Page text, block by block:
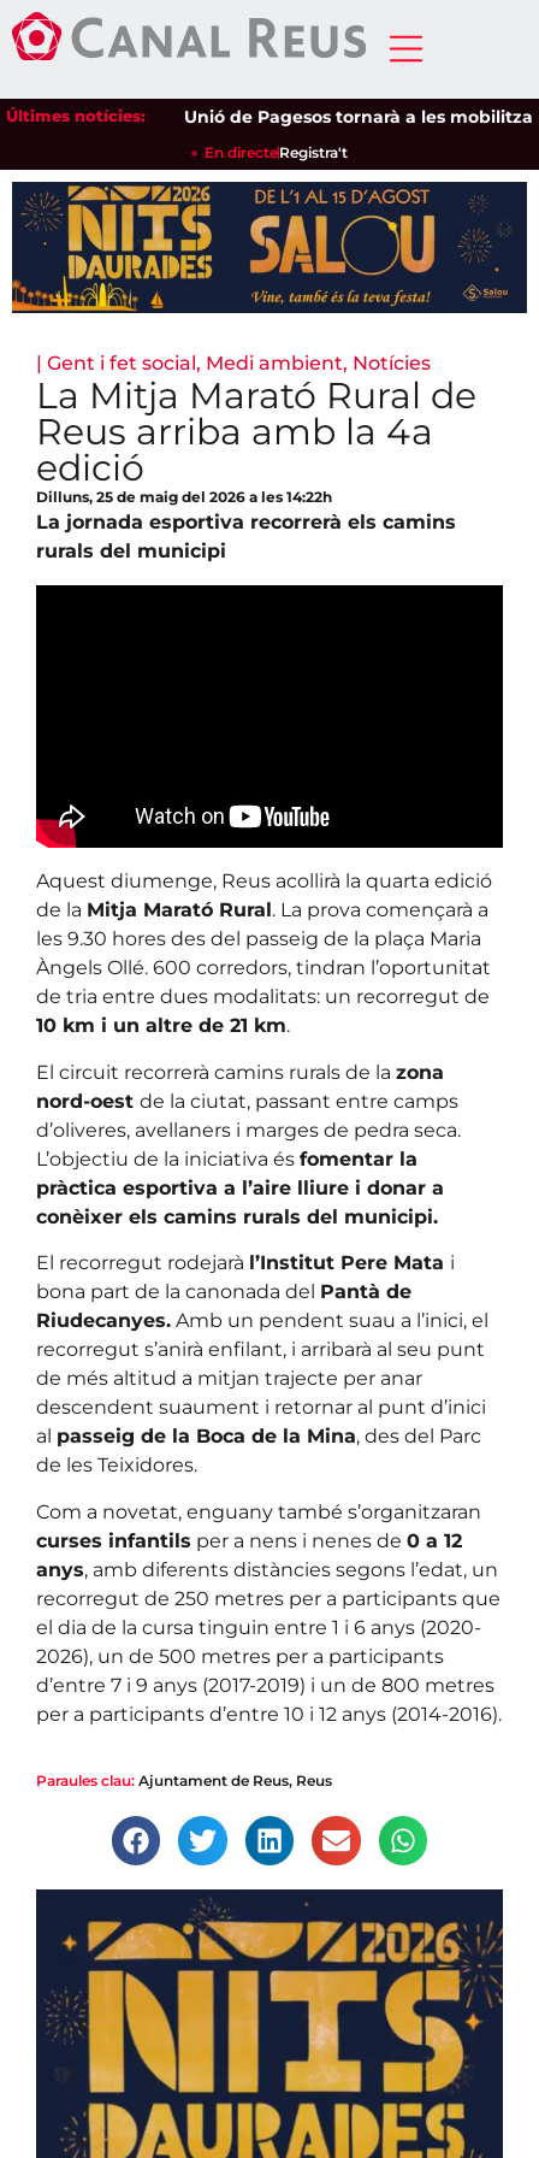
Últimes notícies: Unió de Pagesos tornarà a les
En directeRegistra't
| Gent i fet social, Medi ambient, Notícies
La Mitja Marató Rural de
Reus arriba amb la 4a
edició
Dilluns, 25 de maig del 2026 a les 14:22h
La jornada esportiva recorrerà els camins
rurals del municipi
Aquest diumenge, Reus acollirà la quarta edició
de la Mitja Marató Rural. La prova començarà a
les 9.30 hores des del passeig de la plaça Maria
Àngels Ollé. 600 corredors, tindran l’oportunitat
de tria entre dues modalitats: un recorregut de
10 km i un altre de 21 km.
El circuit recorrerà camins rurals de la zona
nord-oest de la ciutat, passant entre camps
d’oliveres, avellaners i marges de pedra seca.
L’objectiu de la iniciativa és fomentar la
pràctica esportiva a l’aire lliure i donar a
conèixer els camins rurals del municipi.
El recorregut rodejarà l’Institut Pere Mata i
bona part de la canonada del Pantà de
Riudecanyes. Amb un pendent suau a l’inici, el
recorregut s’anirà enfilant, i arribarà al seu punt
de més altitud a mitjan trajecte per anar
descendent suaument i retornar al punt d’inici
al passeig de la Boca de la Mina, des del Parc
de les Teixidores.
Com a novetat, enguany també s’organitzaran
curses infantils per a nens i nenes de 0 a 12
anys, amb diferents distàncies segons l’edat, un
recorregut de 250 metres per a participants que
el dia de la cursa tinguin entre 1 i 6 anys (2020-
2026), un de 500 metres per a participants
d’entre 7 i 9 anys (2017-2019) i un de 800 metres
per a participants d’entre 10 i 12 anys (2014-2016).
Paraules clau: Ajuntament de Reus, Reus